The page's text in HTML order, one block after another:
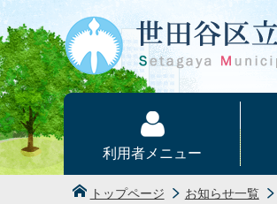
本文へ
利用者メニュー
トップページ お知らせ一覧